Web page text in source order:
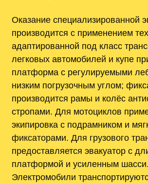
Оказание специализированной
производится с применением
адаптированной под класс
легковых автомобилей и купе
платформа с регулируемыми
низким погрузочным углом;
производится рамы и колёс
стропами. Для мотоциклов
экипировка с подрамником и
фиксаторами. Для грузового
предоставляется эвакуатор с
платформой и усиленным шасси.
Электромобили